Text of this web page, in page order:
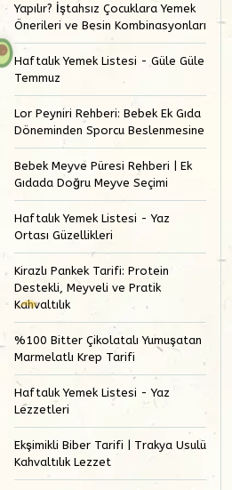
Yapılır? İştahsız Çocuklara Yemek
Önerileri ve Besin Kombinasyonları
Haftalık Yemek Listesi - Güle Güle
Temmuz
Lor Peyniri Rehberi: Bebek Ek Gıda
Döneminden Sporcu Beslenmesine
Bebek Meyve Püresi Rehberi | Ek
Gıdada Doğru Meyve Seçimi
Haftalık Yemek Listesi - Yaz
Ortası Güzellikleri
Kirazlı Pankek Tarifi: Protein
Destekli, Meyveli ve Pratik
Kahvaltılık
%100 Bitter Çikolatalı Yumuşatan
Marmelatlı Krep Tarifi
Haftalık Yemek Listesi - Yaz
Lezzetleri
Ekşimikli Biber Tarifi | Trakya Usulü
Kahvaltılık Lezzet